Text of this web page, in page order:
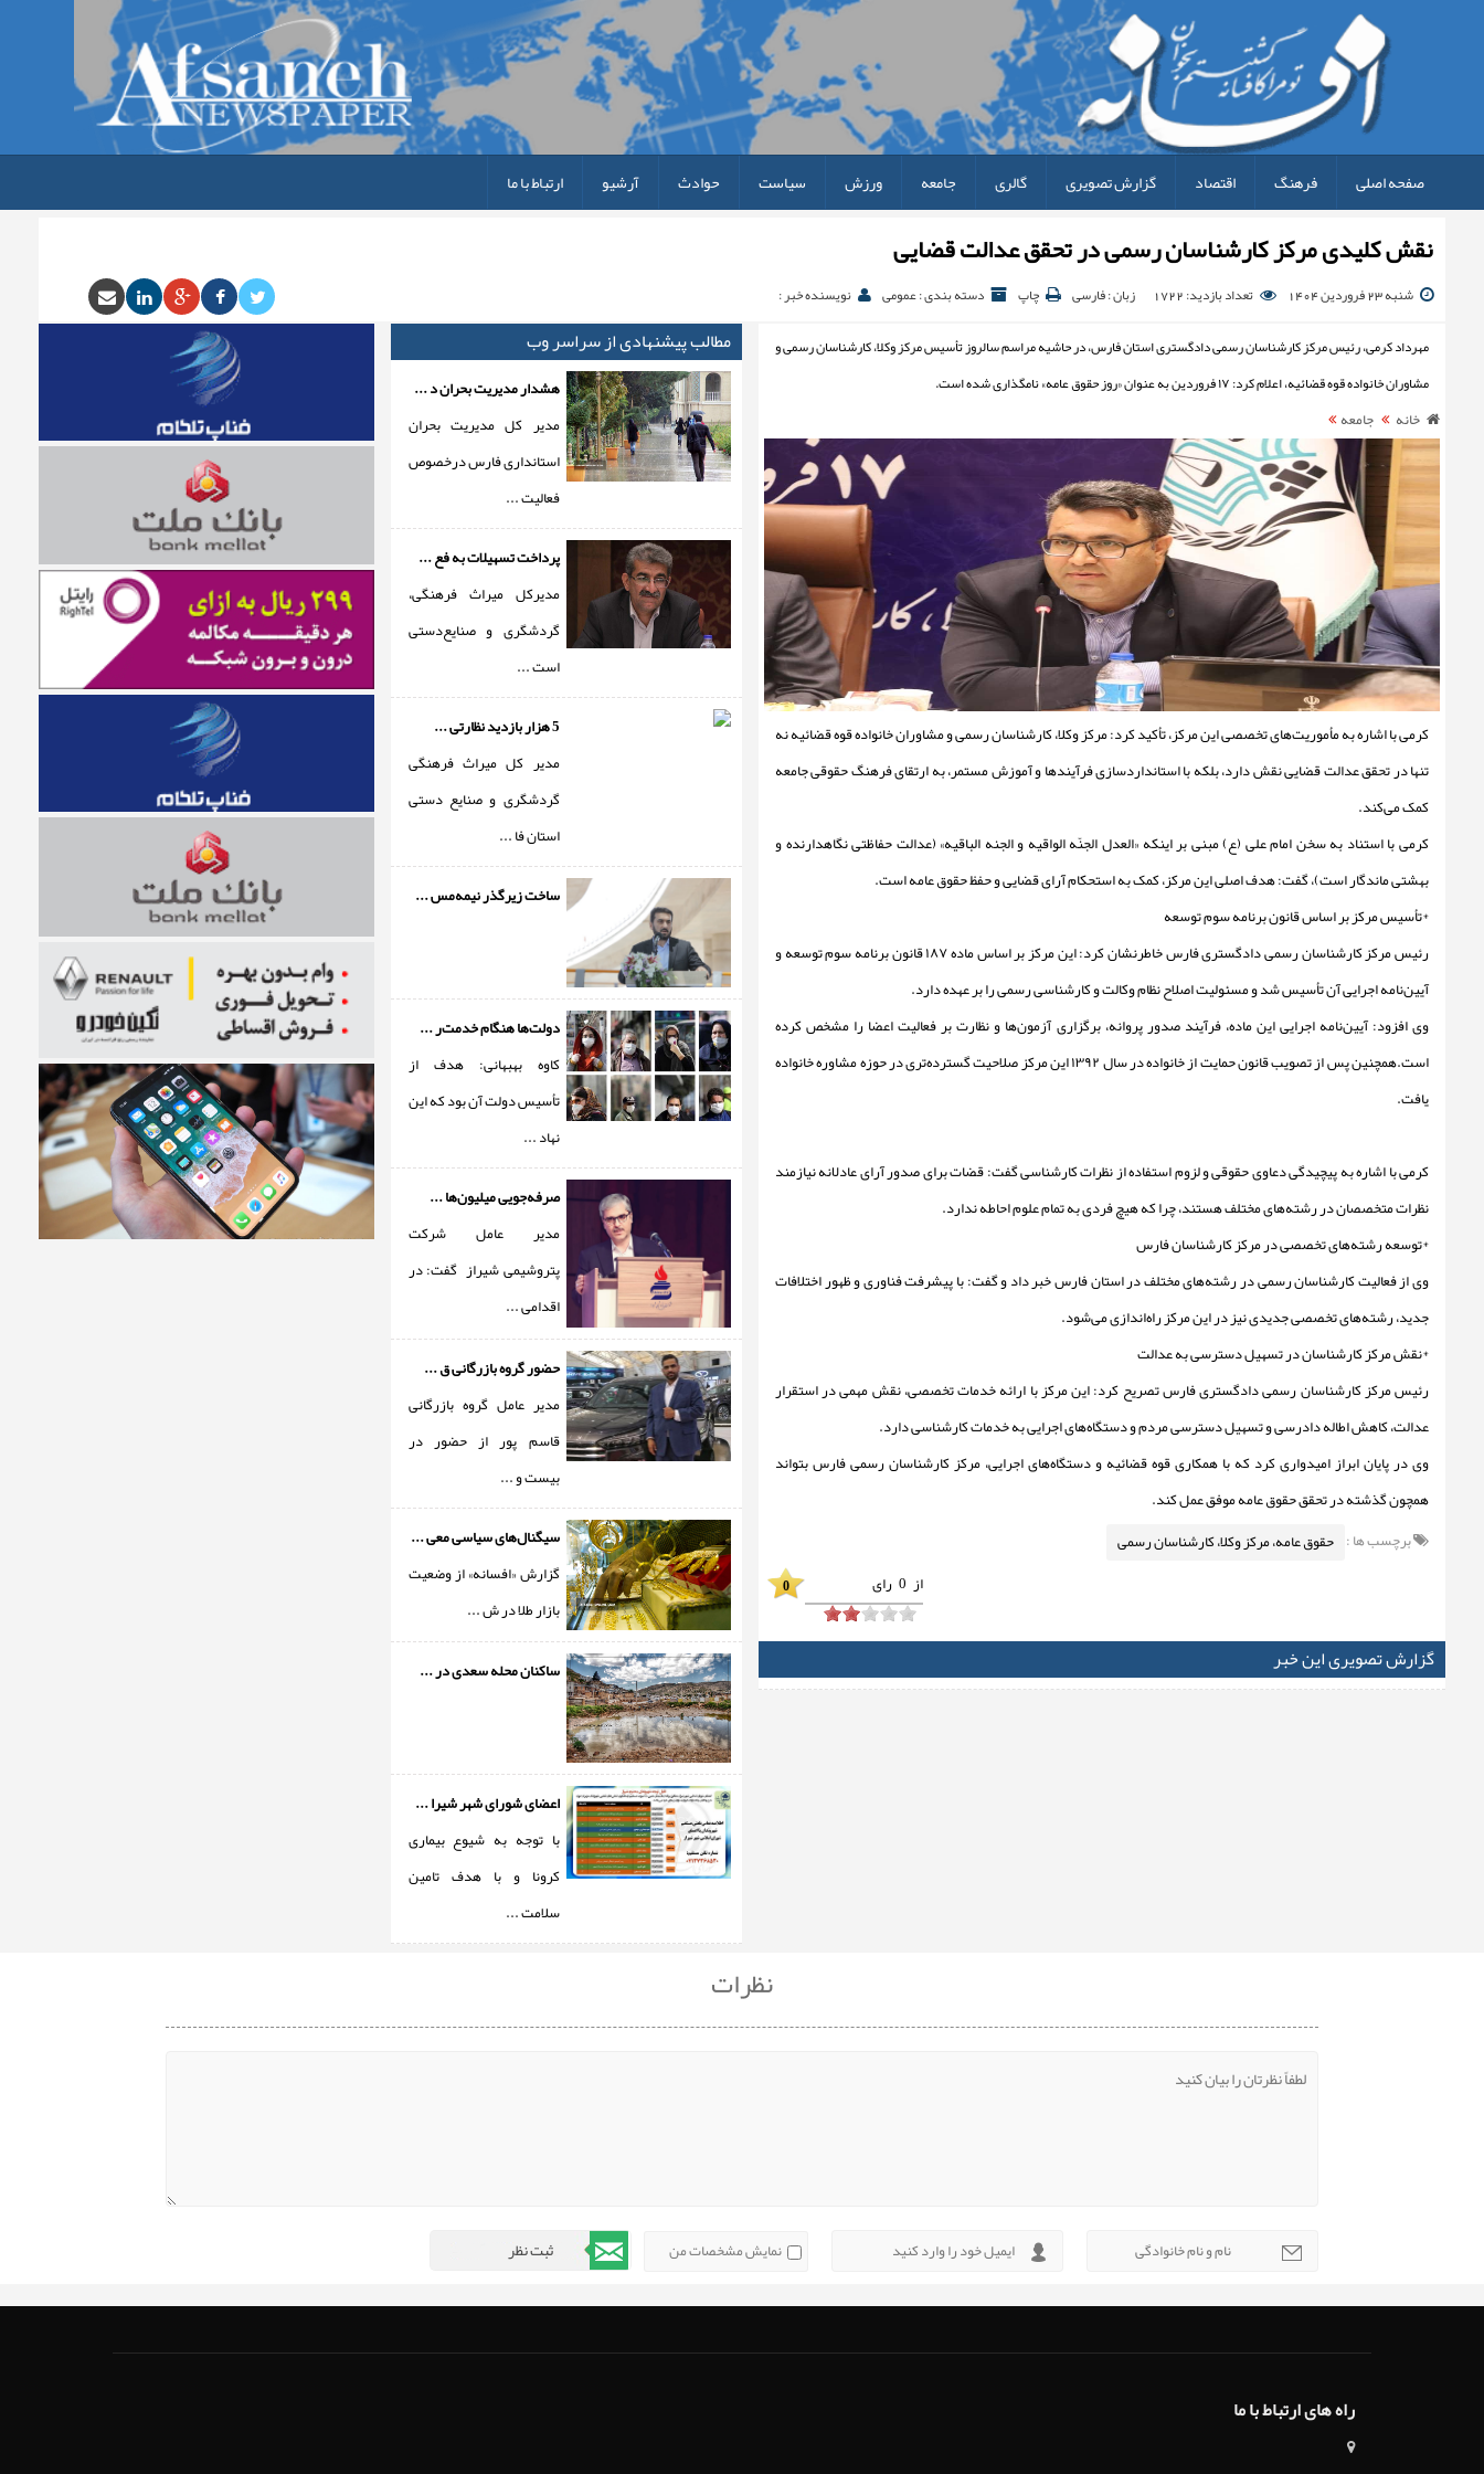
صفحه اصلی فرهنگ اقتصاد گزارش تصویری گالری جامعه ورزش سیاست حوادث آرشیو ارتباط با ما
نقش کلیدی مرکز کارشناسان رسمی در تحقق عدالت قضایی
شنبه 23 فروردین 1404 تعداد بازدید: 1722 زبان : فارسی چاپ دسته بندی : عمومی
نویسنده خبر :
مهرداد کرمی، رئیس مرکز کارشناسان رسمی دادگستری استان فارس، در حاشیه مراسم سالروز تأسیس مرکز وکلا، کارشناسان رسمی و
مشاوران خانواده قوه قضائیه، اعلام کرد: ۱۷ فروردین به عنوان «روز حقوق عامه» نامگذاری شده است.
خانه جامعه
کرمی با اشاره به مأموریت‌های تخصصی این مرکز، تأکید کرد: مرکز وکلا، کارشناسان رسمی و مشاوران خانواده قوه قضائیه نه
تنها در تحقق عدالت قضایی نقش دارد، بلکه با استانداردسازی فرآیندها و آموزش مستمر، به ارتقای فرهنگ حقوقی جامعه
کمک می‌کند.
کرمی با استناد به سخن امام علی (ع) مبنی بر اینکه «العدل الجنّه الواقیه و الجنه الباقیه» (عدالت حفاظتی نگاهدارنده و
بهشتی ماندگار است)، گفت: هدف اصلی این مرکز، کمک به استحکام آرای قضایی و حفظ حقوق عامه است.
*تأسیس مرکز بر اساس قانون برنامه سوم توسعه
رئیس مرکز کارشناسان رسمی دادگستری فارس خاطرنشان کرد: این مرکز بر اساس ماده ۱۸۷ قانون برنامه سوم توسعه و
آیین‌نامه اجرایی آن تأسیس شد و مسئولیت اصلاح نظام وکالت و کارشناسی رسمی را بر عهده دارد.
وی افزود: آیین‌نامه اجرایی این ماده، فرآیند صدور پروانه، برگزاری آزمون‌ها و نظارت بر فعالیت اعضا را مشخص کرده
است.همچنین پس از تصویب قانون حمایت از خانواده در سال ۱۳۹۲ این مرکز صلاحیت گسترده‌تری در حوزه مشاوره خانواده
یافت.
کرمی با اشاره به پیچیدگی دعاوی حقوقی و لزوم استفاده از نظرات کارشناسی گفت: قضات برای صدور آرای عادلانه نیازمند
نظرات متخصصان در رشته‌های مختلف هستند، چرا که هیچ فردی به تمام علوم احاطه ندارد.
*توسعه رشته‌های تخصصی در مرکز کارشناسان فارس
وی از فعالیت کارشناسان رسمی در رشته‌های مختلف در استان فارس خبر داد و گفت: با پیشرفت فناوری و ظهور اختلافات
جدید، رشته‌های تخصصی جدیدی نیز در این مرکز راه‌اندازی می‌شود.
*نقش مرکز کارشناسان در تسهیل دسترسی به عدالت
رئیس مرکز کارشناسان رسمی دادگستری فارس تصریح کرد: این مرکز با ارائه خدمات تخصصی، نقش مهمی در استقرار
عدالت، کاهش اطاله دادرسی و تسهیل دسترسی مردم و دستگاه‌های اجرایی به خدمات کارشناسی دارد.
وی در پایان ابراز امیدواری کرد که با همکاری قوه قضائیه و دستگاه‌های اجرایی، مرکز کارشناسان رسمی فارس بتواند
همچون گذشته در تحقق حقوق عامه موفق عمل کند.
برچسب ها : حقوق عامه، مرکز وکلا، کارشناسان رسمی
از 0 رای 0
گزارش تصویری این خبر
مطالب پیشنهادی از سراسر وب
هشدار مدیریت بحران د ...
مدیر کل مدیریت بحران
استانداری فارس درخصوص
فعالیت ...
پرداخت تسهیلات به فع ...
مدیرکل میراث فرهنگی،
گردشگری و صنایع‌دستی
است ...
5 هزار بازدید نظارتی ...
مدیر کل میراث فرهنگی
گردشگری و صنایع دستی
استان فا ...
ساخت زیرگذر نیمه‌مس ...
دولت‌ها هنگام خدمت‌ر ...
کاوه بهبهانی: هدف از
تأسیس دولت آن بود که این
نهاد ...
صرفه‌جویی میلیون‌ها ...
مدیر عامل شرکت
پتروشیمی شیراز گفت: در
اقدامی ...
حضور گروه بازرگانی ق ...
مدیر عامل گروه بازرگانی
قاسم پور از حضور در
بیست و ...
سیگنال‌های سیاسی معی ...
گزارش «افسانه» از وضعیت
بازار طلا در ش ...
ساکنان محله سعدی در ...
اعضای شورای شهر شیرا ...
با توجه به شیوع بیماری
کرونا و با هدف تامین
سلامت ...
نظرات
نمایش مشخصات من
راه های ارتباط با ما